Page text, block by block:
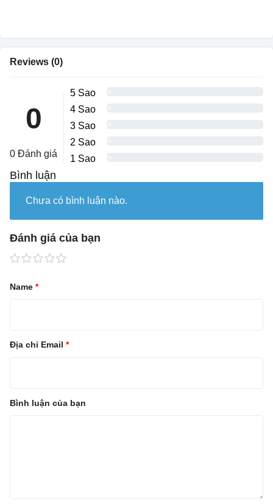
Reviews (0)
0
0 Đánh giá 1 Sao
2 Sao
3 Sao
4 Sao
5 Sao
Bình luận
Chưa có bình luận nào.
Đánh giá của bạn
Bình luận của bạn
Name *
Địa chỉ Email *